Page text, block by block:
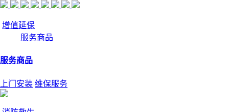
增值延保
服务商品
服务商品
上门安装 维保服务